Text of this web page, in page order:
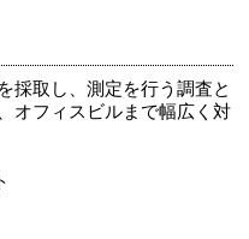
採取し、測定を行う調査と
オフィスビルまで幅広く対